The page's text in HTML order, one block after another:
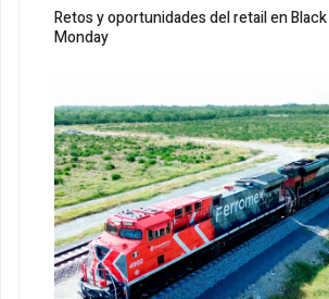
Retos y oportunidades del retail en
Monday